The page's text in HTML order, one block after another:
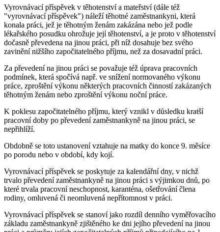
Vyrovnávací příspěvek v těhotenství a mateřství (dále též
"vyrovnávací příspěvek") náleží těhotné zaměstnankyni, která
konala práci, jež je těhotným ženám zakázána nebo jež podle
lékařského posudku ohrožuje její těhotenství, a je proto v těhotenství
dočasně převedena na jinou práci, při níž dosahuje bez svého
zavinění nižšího započitatelného příjmu, než za dosavadní práci.
Za převedení na jinou práci se považuje též úprava pracovních
podmínek, která spočívá např. ve snížení normovaného výkonu
práce, zproštění výkonu některých pracovních činností zakázaných
těhotným ženám nebo zproštění výkonu noční práce.
K poklesu započitatelného příjmu, který vznikl v důsledku kratší
pracovní doby po převedení zaměstnankyně na jinou práci, se
nepřihlíží.
Obdobně se toto ustanovení vztahuje na matky do konce 9. měsíce
po porodu nebo v období, kdy kojí.
Vyrovnávací příspěvek se poskytuje za kalendářní dny, v nichž
trvalo převedení zaměstnankyně na jinou práci s výjimkou dnů, po
které trvala pracovní neschopnost, karanténa, ošetřování člena
rodiny, omluvená či neomluvená nepřítomnost v práci.
Vyrovnávací příspěvek se stanoví jako rozdíl denního vyměřovacího
základu zaměstnankyně zjištěného ke dni jejího převedení na jinou